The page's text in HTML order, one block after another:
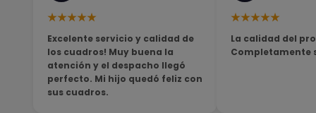
★★★★★
Excelente servicio y calidad de
los cuadros! Muy buena la
atención y el despacho llegó
perfecto. Mi hijo quedó feliz con
sus cuadros.
★★★★★
La calidad del
Completamente